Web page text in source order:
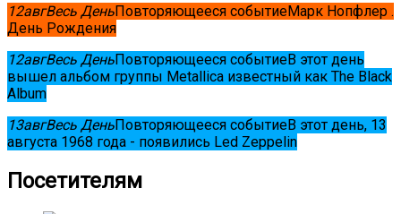
12авгВесь ДеньПовторяющееся событиеМарк Нопфлер .
День Рождения
12авгВесь ДеньПовторяющееся событиеВ этот день
вышел альбом группы Metallica известный как The Black
Album
13авгВесь ДеньПовторяющееся событиеВ этот день, 13
августа 1968 года - появились Led Zeppelin
Посетителям